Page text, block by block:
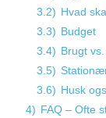
3.2) Hvad
3.3) Budget
3.4) Brugt
3.5)
3.6) Husk
4) FAQ – Ofte